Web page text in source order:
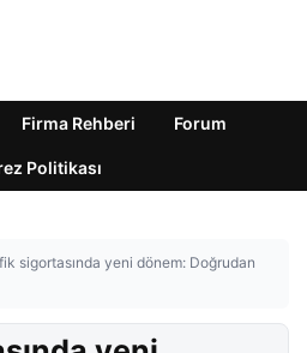
Firma Rehberi Forum
Politikası
sigortasında yeni dönem: Doğrudan